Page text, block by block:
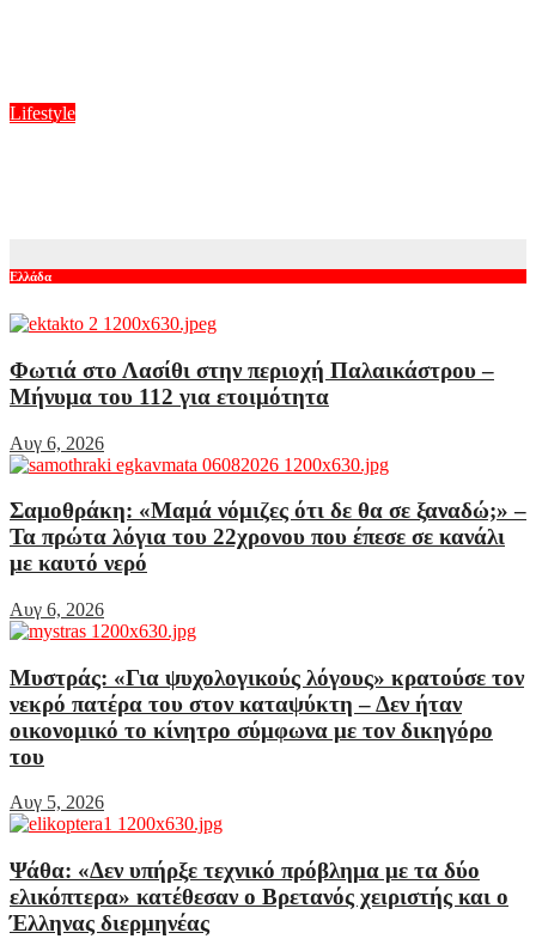
Lifestyle
Ελλάδα
Φωτιά στο Λασίθι στην περιοχή Παλαικάστρου –
Μήνυμα του 112 για ετοιμότητα
Αυγ 6, 2026
Σαμοθράκη: «Μαμά νόμιζες ότι δε θα σε ξαναδώ;» –
Τα πρώτα λόγια του 22χρονου που έπεσε σε κανάλι
με καυτό νερό
Αυγ 6, 2026
Μυστράς: «Για ψυχολογικούς λόγους» κρατούσε τον
νεκρό πατέρα του στον καταψύκτη – Δεν ήταν
οικονομικό το κίνητρο σύμφωνα με τον δικηγόρο
του
Αυγ 5, 2026
Ψάθα: «Δεν υπήρξε τεχνικό πρόβλημα με τα δύο
ελικόπτερα» κατέθεσαν ο Βρετανός χειριστής και ο
Έλληνας διερμηνέας